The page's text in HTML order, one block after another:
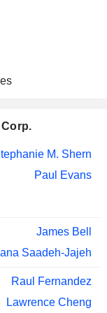
M. Shern
Paul Evans
James Bell
Saadeh-Jajeh
Raul Fernandez
Lawrence Cheng